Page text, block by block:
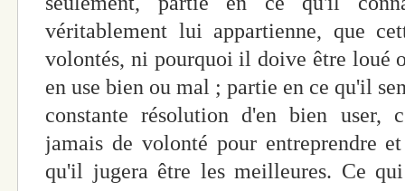
véritablement lui appartienne, que
volontés, ni pourquoi il doive être loué
en use bien ou mal ; partie en ce qu'il
constante résolution d'en bien user,
jamais de volonté pour entreprendre
qu'il jugera être les meilleures. Ce